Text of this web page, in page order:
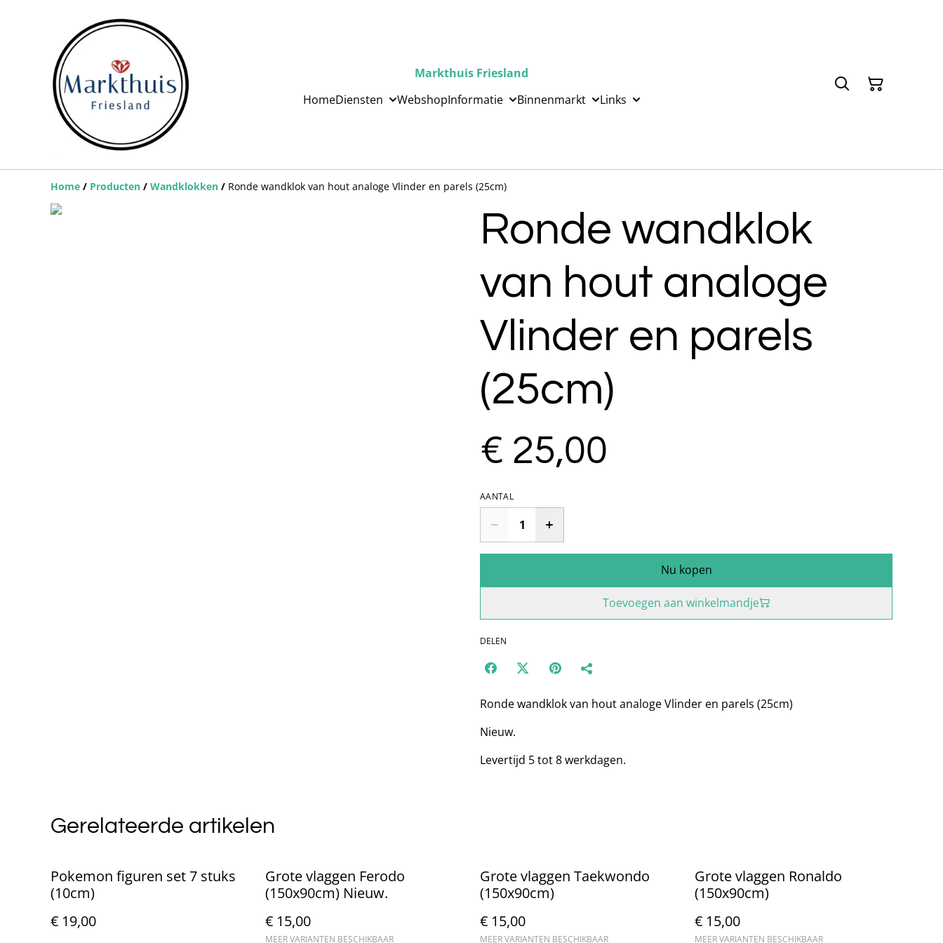
Markthuis Friesland
HomeDiensten WebshopInformatie Binnenmarkt Links
Home / Producten / Wandklokken / Ronde wandklok van hout analoge Vlinder en parels (25cm)
Ronde wandklok
van hout analoge
Vlinder en parels
(25cm)
€ 25,00
AANTAL
Nu kopen
Toevoegen aan winkelmandje
DELEN
Ronde wandklok van hout analoge Vlinder en parels (25cm)
Nieuw.
Levertijd 5 tot 8 werkdagen.
Gerelateerde artikelen
Pokemon figuren set 7 stuks
(10cm)
€ 19,00
Grote vlaggen Ferodo
(150x90cm) Nieuw.
€ 15,00
MEER VARIANTEN BESCHIKBAAR
Grote vlaggen Taekwondo
(150x90cm)
€ 15,00
MEER VARIANTEN BESCHIKBAAR
Grote vlaggen Ronaldo
(150x90cm)
€ 15,00
MEER VARIANTEN BESCHIKBAAR